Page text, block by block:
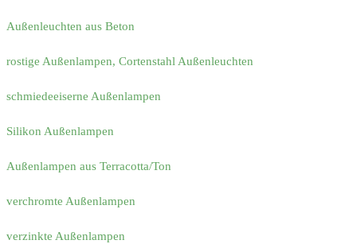
Außenleuchten aus Beton
rostige Außenlampen, Cortenstahl Außenleuchten
schmiedeeiserne Außenlampen
Silikon Außenlampen
Außenlampen aus Terracotta/Ton
verchromte Außenlampen
verzinkte Außenlampen